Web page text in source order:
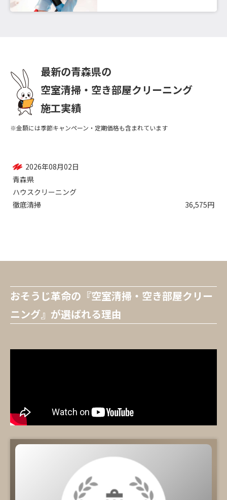
最新の青森県の
空室清掃・空き部屋クリーニング
施工実績
※金額には季節キャンペーン・定期価格も含まれています
2026年08月02日
青森県
ハウスクリーニング
徹底清掃
36,575円
おそうじ革命の『空室清掃・空き部屋クリー
ニング』が選ばれる理由